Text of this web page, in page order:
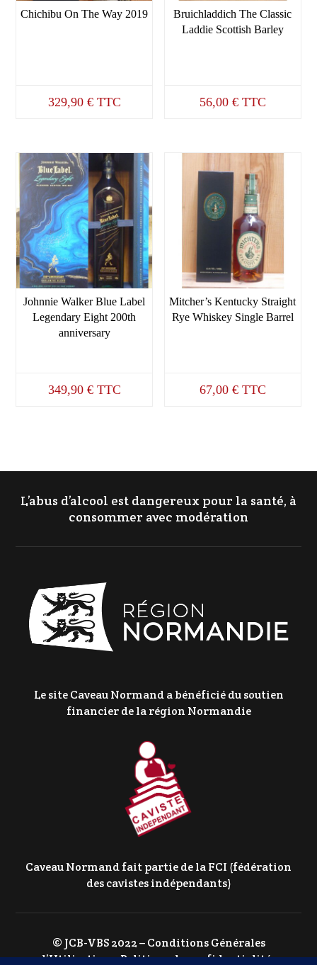
Chichibu On The Way 2019
329,90 € TTC
Bruichladdich The Classic
Laddie Scottish Barley
56,00 € TTC
Johnnie Walker Blue Label
Legendary Eight 200th
anniversary
349,90 € TTC
Mitcher’s Kentucky Straight
Rye Whiskey Single Barrel
67,00 € TTC
L’abus d’alcool est dangereux pour la santé, à
consommer avec modération
Le site Caveau Normand a bénéficié du soutien
financier de la région Normandie
Caveau Normand fait partie de la FCI (fédération
des cavistes indépendants)
© JCB-VBS 2022 –Conditions Générales
d’Utilisation–Politique de confidentialité–